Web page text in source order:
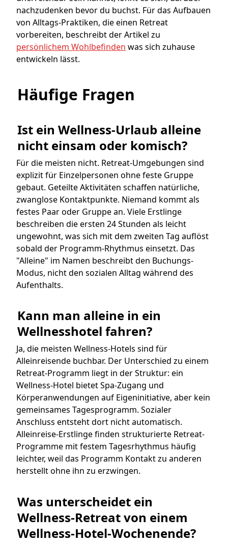
nachzudenken bevor du buchst. Für das Aufbauen
von Alltags-Praktiken, die einen Retreat
vorbereiten, beschreibt der Artikel zu
persönlichem Wohlbefinden was sich zuhause
entwickeln lässt.
Häufige Fragen
Ist ein Wellness-Urlaub alleine
nicht einsam oder komisch?
Für die meisten nicht. Retreat-Umgebungen sind
explizit für Einzelpersonen ohne feste Gruppe
gebaut. Geteilte Aktivitäten schaffen natürliche,
zwanglose Kontaktpunkte. Niemand kommt als
festes Paar oder Gruppe an. Viele Erstlinge
beschreiben die ersten 24 Stunden als leicht
ungewohnt, was sich mit dem zweiten Tag auflöst
sobald der Programm-Rhythmus einsetzt. Das
"Alleine" im Namen beschreibt den Buchungs-
Modus, nicht den sozialen Alltag während des
Aufenthalts.
Kann man alleine in ein
Wellnesshotel fahren?
Ja, die meisten Wellness-Hotels sind für
Alleinreisende buchbar. Der Unterschied zu einem
Retreat-Programm liegt in der Struktur: ein
Wellness-Hotel bietet Spa-Zugang und
Körperanwendungen auf Eigeninitiative, aber kein
gemeinsames Tagesprogramm. Sozialer
Anschluss entsteht dort nicht automatisch.
Alleinreise-Erstlinge finden strukturierte Retreat-
Programme mit festem Tagesrhythmus häufig
leichter, weil das Programm Kontakt zu anderen
herstellt ohne ihn zu erzwingen.
Was unterscheidet ein
Wellness-Retreat von einem
Wellness-Hotel-Wochenende?